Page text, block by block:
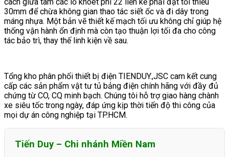
30mm để chừa không gian thao tác siết ốc và đi dây trong
máng nhựa. Một bản vẽ thiết kế mạch tối ưu không chỉ giúp hệ
thống vận hành ổn định mà còn tạo thuận lợi tối đa cho công
tác bảo trì, thay thế linh kiện về sau.
Tổng kho phân phối thiết bị điện TIENDUY.,JSC cam kết cung
cấp các sản phẩm vật tư tủ bảng điện chính hãng với đầy đủ
chứng từ CO, CQ minh bạch. Chúng tôi hỗ trợ giao hàng chành
xe siêu tốc trong ngày, đáp ứng kịp thời tiến độ thi công của
mọi dự án công nghiệp tại TP.HCM.
Tiến Duy – Chi nhánh Miền Nam